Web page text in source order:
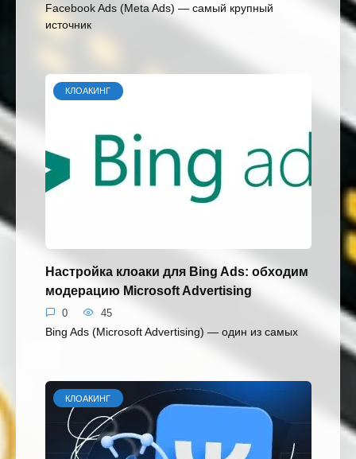
Facebook Ads (Meta Ads) — самый крупный
источник
КЛОАКИНГ
Настройка клоаки для Bing Ads: обходим
модерацию Microsoft Advertising
0 45
Bing Ads (Microsoft Advertising) — один из самых
КЛОАКИНГ